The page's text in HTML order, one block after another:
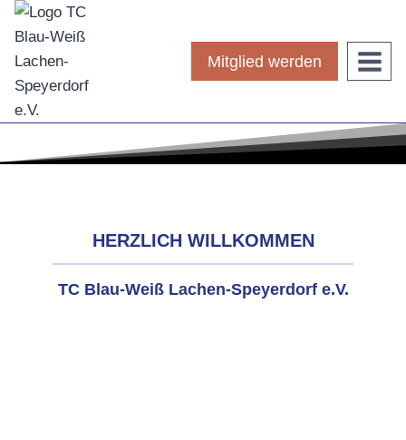
Zum
Inhalt
springen
Mitglied werden
HERZLICH WILLKOMMEN
TC Blau-Weiß Lachen-Speyerdorf e.V.